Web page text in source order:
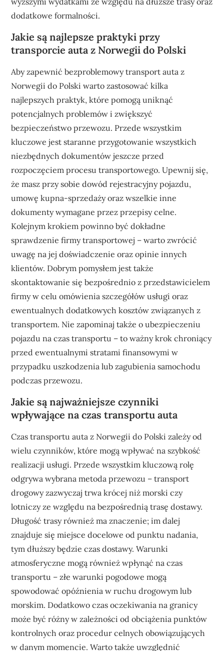
dodatkowe formalności.
Jakie są najlepsze praktyki przy
transporcie auta z Norwegii do Polski
Aby zapewnić bezproblemowy transport auta z
Norwegii do Polski warto zastosować kilka
najlepszych praktyk, które pomogą uniknąć
potencjalnych problemów i zwiększyć
bezpieczeństwo przewozu. Przede wszystkim
kluczowe jest staranne przygotowanie wszystkich
niezbędnych dokumentów jeszcze przed
rozpoczęciem procesu transportowego. Upewnij się,
że masz przy sobie dowód rejestracyjny pojazdu,
umowę kupna-sprzedaży oraz wszelkie inne
dokumenty wymagane przez przepisy celne.
Kolejnym krokiem powinno być dokładne
sprawdzenie firmy transportowej – warto zwrócić
uwagę na jej doświadczenie oraz opinie innych
klientów. Dobrym pomysłem jest także
skontaktowanie się bezpośrednio z przedstawicielem
firmy w celu omówienia szczegółów usługi oraz
ewentualnych dodatkowych kosztów związanych z
transportem. Nie zapominaj także o ubezpieczeniu
pojazdu na czas transportu – to ważny krok chroniący
przed ewentualnymi stratami finansowymi w
przypadku uszkodzenia lub zagubienia samochodu
podczas przewozu.
Jakie są najważniejsze czynniki
wpływające na czas transportu auta
Czas transportu auta z Norwegii do Polski zależy od
wielu czynników, które mogą wpływać na szybkość
realizacji usługi. Przede wszystkim kluczową rolę
odgrywa wybrana metoda przewozu – transport
drogowy zazwyczaj trwa krócej niż morski czy
lotniczy ze względu na bezpośrednią trasę dostawy.
Długość trasy również ma znaczenie; im dalej
znajduje się miejsce docelowe od punktu nadania,
tym dłuższy będzie czas dostawy. Warunki
atmosferyczne mogą również wpłynąć na czas
transportu – złe warunki pogodowe mogą
spowodować opóźnienia w ruchu drogowym lub
morskim. Dodatkowo czas oczekiwania na granicy
może być różny w zależności od obciążenia punktów
kontrolnych oraz procedur celnych obowiązujących
w danym momencie. Warto także uwzględnić